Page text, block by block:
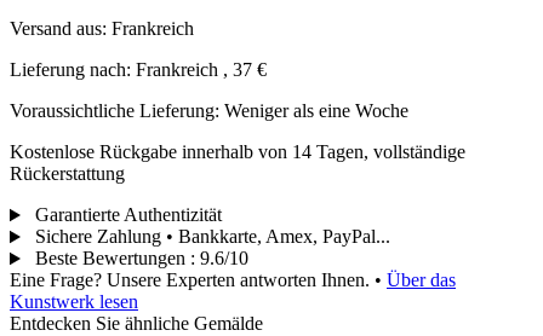
Versand aus: Frankreich
Lieferung nach: Frankreich , 37 €
Voraussichtliche Lieferung: Weniger als eine Woche
Kostenlose Rückgabe innerhalb von 14 Tagen, vollständige
Rückerstattung
Garantierte Authentizität
Sichere Zahlung • Bankkarte, Amex, PayPal...
Beste Bewertungen : 9.6/10
Eine Frage? Unsere Experten antworten Ihnen. • Über das
Kunstwerk lesen
Entdecken Sie ähnliche Gemälde